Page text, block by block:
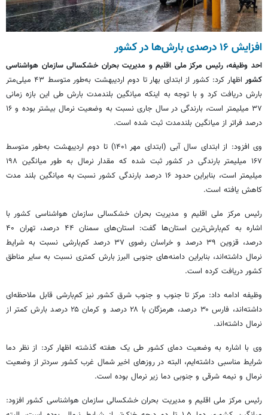
افزایش ۱۶ درصدی بارش‌ها در کشور
احد وظیفه، رئیس مرکز ملی اقلیم و مدیریت بحران خشکسالی سازمان هواشناسی
کشور
اظهار کرد: کشور از ابتدای بهار تا دوم اردیبهشت به‌طور متوسط ۴۳ میلی‌متر
بارش دریافت کرد و با توجه به اینکه میانگین بلندمدت بارش طی این بازه زمانی
۳۷ میلیمتر است، بارندگی در سال جاری نسبت به وضعیت نرمال بیشتر بوده و ۱۶
درصد فراتر از میانگین بلندمدت ثبت شده است.
وی افزود: از ابتدای سال آبی (ابتدای مهر ۱۴۰۱) تا دوم اردیبهشت به‌طور متوسط
۱۶۷ میلیمتر بارندگی در کشور ثبت شده که مقدار نرمال به طور میانگین ۱۹۸
میلیمتر است، بنابراین حدود ۱۶ درصد بارندگی کشور نسبت به میانگین بلند مدت
کاهش یافته است.
رئیس مرکز ملی اقلیم و مدیریت بحران خشکسالی سازمان هواشناسی کشور با
اشاره به کم‌بارش‌ترین
استان‌ها گفت: استان‌های سمنان ۴۴ درصد، تهران ۴۰
درصد، قزوین ۳۹ درصد و خراسان رضوی ۳۷ درصد کم‌بارشی نسبت به شرایط
نرمال داشته‌اند، بنابراین دامنه‌های جنوبی البرز بارش کمتری نسبت به سایر مناطق
کشور دریافت کرده است.
وظیفه ادامه داد: مرکز تا جنوب و جنوب شرق کشور نیز کم‌بارشی قابل ملاحظه‌ای
داشته‌اند، فارس ۳۰ درصد، هرمزگان با ۲۸ درصد و کرمان ۲۵ درصد بارش کمتر از
نرمال داشته‌اند.
وی با اشاره به وضعیت دمای کشور طی یک هفته گذشته اظهار کرد: از نظر دما
شرایط مناسبی داشته‌ایم، البته در روزهای اخیر شمال غرب کشور سردتر از وضعیت
نرمال و نیمه شرقی و جنوبی دما زیر نرمال بوده است.
رئیس مرکز ملی اقلیم و مدیریت بحران خشکسالی سازمان هواشناسی کشور افزود: